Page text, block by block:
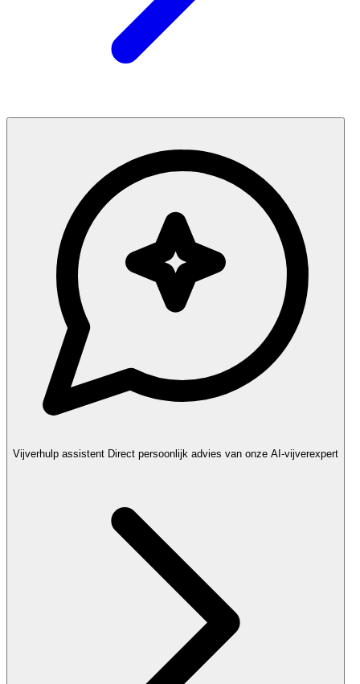
Vijverhulp assistent Direct persoonlijk advies van onze AI-vijverexpert